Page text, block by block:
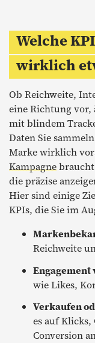
Welche
wirklich
Ob Reichweite,
eine Richtung vor,
mit blindem
Daten Sie
Marke wirklich
Kampagne
die präzise
Hier sind einige
KPIs, die Sie im
Reichweite
Engagement
wie Likes,
Verkaufen
es auf Klicks,
Conversion